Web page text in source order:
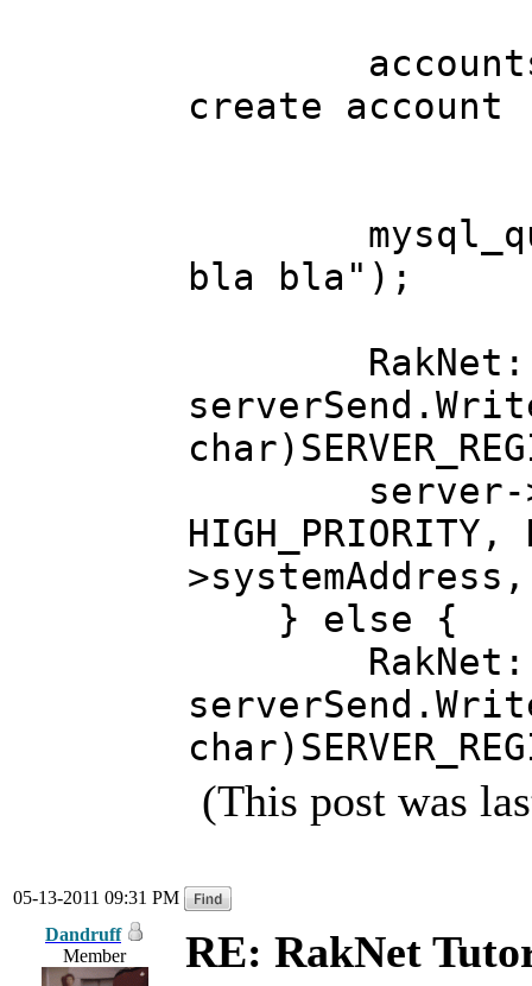
create account
bla bla");
server-
} else {
(This post was
05-13-2011 09:31 PM
Dandruff
Member
RE: RakNet